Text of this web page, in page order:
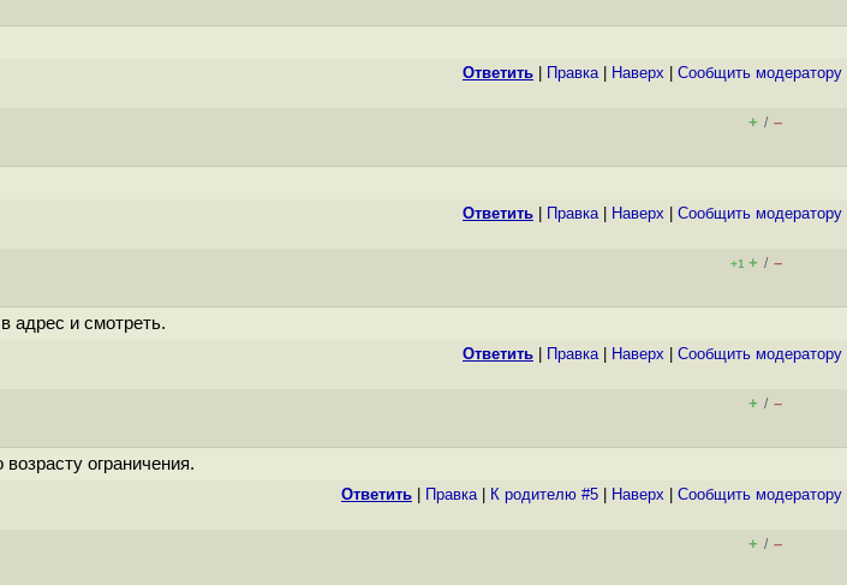
Ответить Правка| Наверх Cообщить модератору
+ / –
Ответить Правка| Наверх Cообщить модератору
+1 + / –
адрес и смотреть.
Ответить Правка| Наверх Cообщить модератору
+ / –
ограничения.
Ответить Правка| К родителю #5 Наверх Cообщить модератору
+ / –